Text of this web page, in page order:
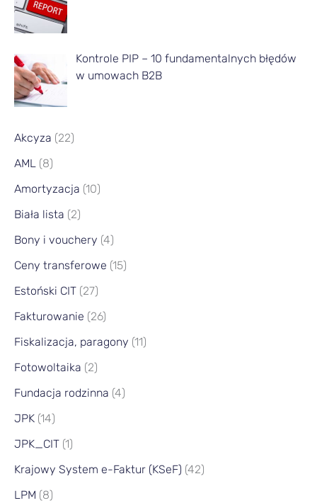
Kontrole PIP – 10 fundamentalnych błędów
w umowach B2B
Akcyza (22)
AML (8)
Amortyzacja (10)
Biała lista (2)
Bony i vouchery (4)
Ceny transferowe (15)
Estoński CIT (27)
Fakturowanie (26)
Fiskalizacja, paragony (11)
Fotowoltaika (2)
Fundacja rodzinna (4)
JPK (14)
JPK_CIT (1)
Krajowy System e-Faktur (KSeF) (42)
LPM (8)
ą
c
a